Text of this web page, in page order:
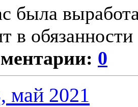
была
в
0
май 2021